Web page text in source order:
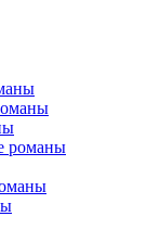
романы